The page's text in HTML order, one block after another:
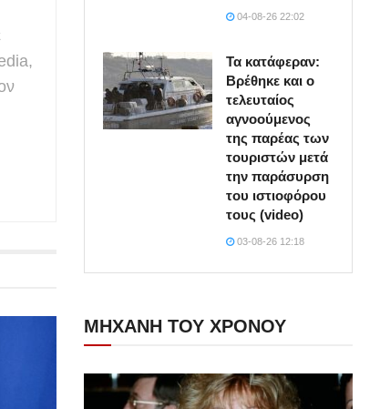
04-08-26 22:02
Τα κατάφεραν:
Βρέθηκε και ο
τελευταίος
αγνοούμενος
της παρέας των
τουριστών μετά
την παράσυρση
του ιστιοφόρου
τους (video)
03-08-26 12:18
ΜΗΧΑΝΗ ΤΟΥ ΧΡΟΝΟΥ